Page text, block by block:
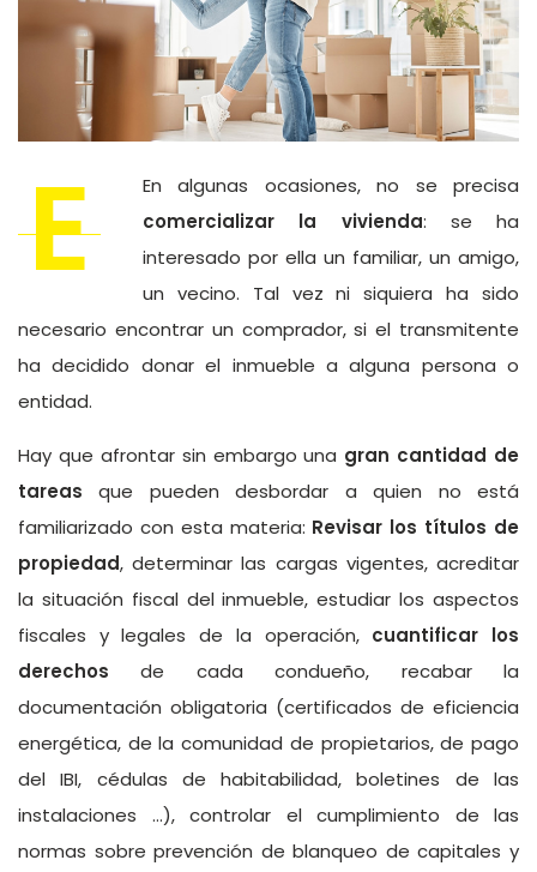
E
En algunas ocasiones, no se precisa
comercializar la vivienda: se ha
interesado por ella un familiar, un amigo,
un vecino. Tal vez ni siquiera ha sido
necesario encontrar un comprador, si el transmitente
ha decidido donar el inmueble a alguna persona o
entidad.
Hay que afrontar sin embargo una gran cantidad de
tareas que pueden desbordar a quien no está
familiarizado con esta materia: Revisar los títulos de
propiedad, determinar las cargas vigentes, acreditar
la situación fiscal del inmueble, estudiar los aspectos
fiscales y legales de la operación, cuantificar los
derechos de cada condueño, recabar la
documentación obligatoria (certificados de eficiencia
energética, de la comunidad de propietarios, de pago
del IBI, cédulas de habitabilidad, boletines de las
instalaciones …), controlar el cumplimiento de las
normas sobre prevención de blanqueo de capitales y